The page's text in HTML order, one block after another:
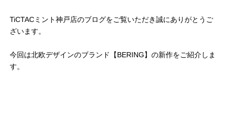
TiCTACミント神戸店のブログをご覧いただき誠にありがとうご
ざいます。
今回は北欧デザインのブランド【BERING】の新作をご紹介しま
す。